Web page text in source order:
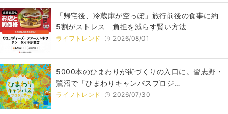
「帰宅後、冷蔵庫が空っぽ」旅行前後の食事に約
5割がストレス 負担を減らす賢い方法
ライフトレンド 2026/08/01
5000本のひまわりが街づくりの入口に。習志野・
鷺沼で「ひまわりキャンパスプロジ…
ライフトレンド 2026/07/30